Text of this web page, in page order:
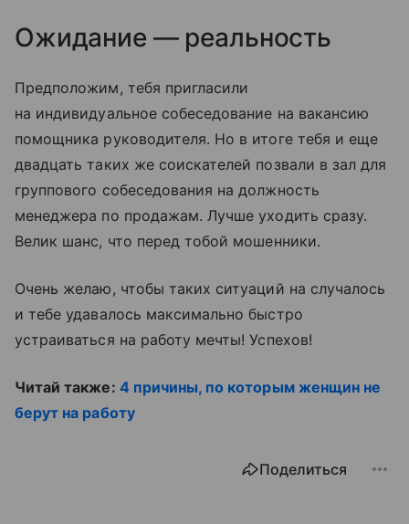
Ожидание — реальность
Предположим, тебя пригласили
на индивидуальное собеседование на вакансию
помощника руководителя. Но в итоге тебя и еще
двадцать таких же соискателей позвали в зал для
группового собеседования на должность
менеджера по продажам. Лучше уходить сразу.
Велик шанс, что перед тобой мошенники.
Очень желаю, чтобы таких ситуаций на случалось
и тебе удавалось максимально быстро
устраиваться на работу мечты! Успехов!
Читай также: 4 причины, по которым женщин не
берут на работу
Поделиться